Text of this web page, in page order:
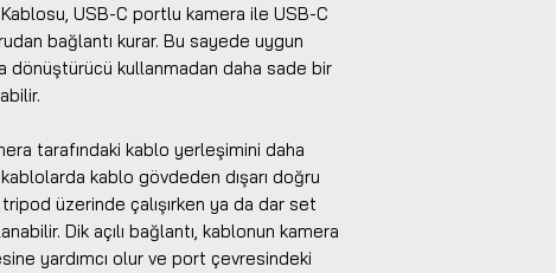
Kablosu, USB-C portlu kamera ile USB-C
bağlantı kurar. Bu sayede uygun
dönüştürücü kullanmadan daha sade bir
tarafındaki kablo yerleşimini daha
kablo gövdeden dışarı doğru
üzerinde çalışırken ya da dar set
Dik açılı bağlantı, kablonun kamera
yardımcı olur ve port çevresindeki